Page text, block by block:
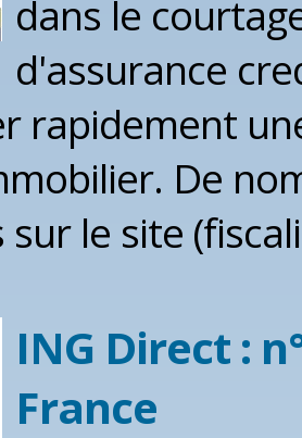
dans le
d'assurance
rapidement
De
sur le site
ING Direct :
France